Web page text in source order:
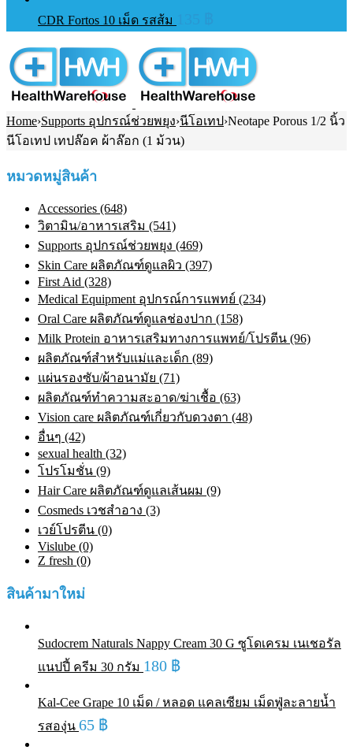
CDR Fortos 10 เม็ด รสส้ม
Home›Supports อุปกรณ์ช่วยพยุง›นีโอเทป›Neotape Porous 1/2 นิ้ว
นีโอเทป เทปล๊อค ผ้าล๊อก (1 ม้วน)
หมวดหมู่สินค้า
Accessories (648)
วิตามิน/อาหารเสริม (541)
Supports อุปกรณ์ช่วยพยุง (469)
Skin Care ผลิตภัณฑ์ดูแลผิว (397)
First Aid (328)
Medical Equipment อุปกรณ์การแพทย์ (234)
Oral Care ผลิตภัณฑ์ดูแลช่องปาก (158)
Milk Protein อาหารเสริมทางการแพทย์/โปรตีน (96)
ผลิตภัณฑ์สำหรับแม่และเด็ก (89)
แผ่นรองซับ/ผ้าอนามัย (71)
ผลิตภัณฑ์ทําความสะอาด/ฆ่าเชื้อ (63)
Vision care ผลิตภัณฑ์เกี่ยวกับดวงตา (48)
อื่นๆ (42)
sexual health (32)
โปรโมชั่น (9)
Hair Care ผลิตภัณฑ์ดูแลเส้นผม (9)
Cosmeds เวชสําอาง (3)
เวย์โปรตีน (0)
Vislube (0)
Z fresh (0)
สินค้ามาใหม่
Sudocrem Naturals Nappy Cream 30 G ซูโดเครม เนเชอรัล
แนปปี้ ครีม 30 กรัม 180 ฿
Kal-Cee Grape 10 เม็ด / หลอด แคลเซียม เม็ดฟู่ละลายน้ำ
รสองุ่น 65 ฿